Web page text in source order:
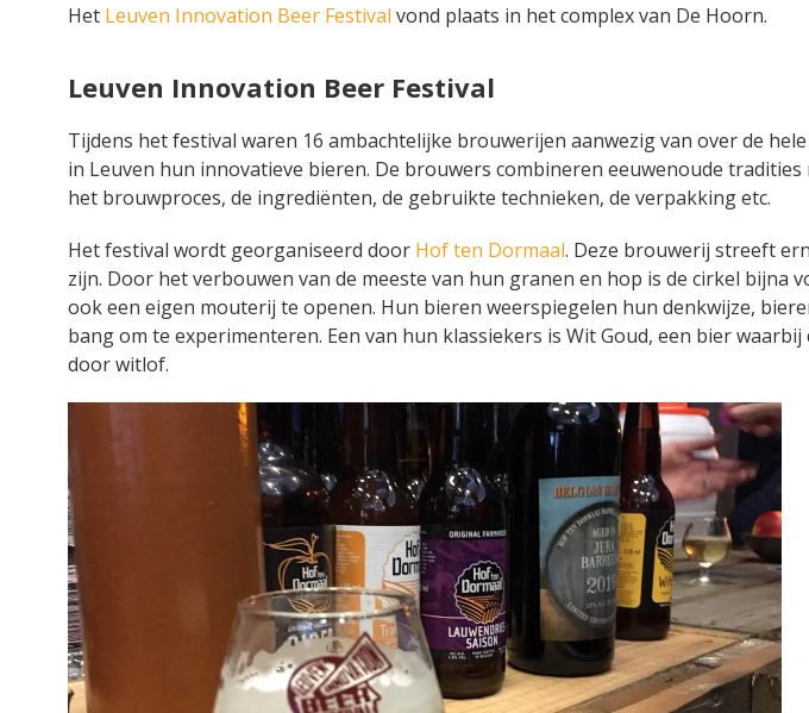
Het Leuven Innovation Beer Festival vond plaats in het complex van De Hoorn.
Leuven Innovation Beer Festival
Tijdens het festival waren 16 ambachtelijke brouwerijen aanwezig van over de
in Leuven hun innovatieve bieren. De brouwers combineren eeuwenoude
het brouwproces, de ingrediënten, de gebruikte technieken, de verpakking etc.
Het festival wordt georganiseerd door Hof ten Dormaal. Deze brouwerij streeft
zijn. Door het verbouwen van de meeste van hun granen en hop is de cirkel bijna
ook een eigen mouterij te openen. Hun bieren weerspiegelen hun denkwijze,
bang om te experimenteren. Een van hun klassiekers is Wit Goud, een bier
door witlof.